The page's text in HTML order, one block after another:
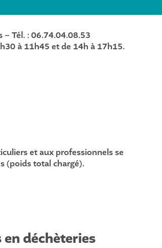
– Tél. : 06.74.04.08.53
à 11h45 et de 14h à 17h15.
et aux professionnels se
(poids total chargé).
en déchèteries